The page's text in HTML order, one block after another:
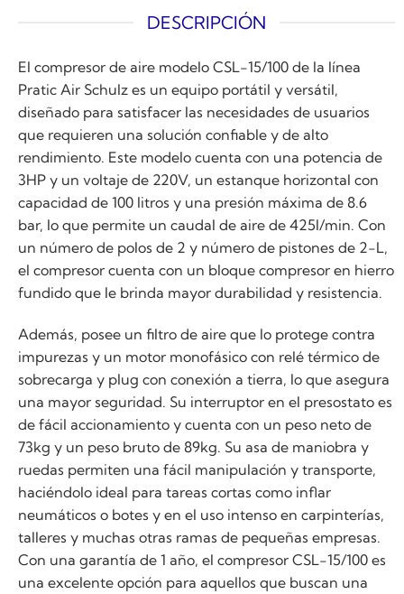
DESCRIPCIÓN
El compresor de aire modelo CSL-15/100 de la línea
Pratic Air Schulz es un equipo portátil y versátil,
diseñado para satisfacer las necesidades de usuarios
que requieren una solución confiable y de alto
rendimiento. Este modelo cuenta con una potencia de
3HP y un voltaje de 220V, un estanque horizontal con
capacidad de 100 litros y una presión máxima de 8.6
bar, lo que permite un caudal de aire de 425l/min. Con
un número de polos de 2 y número de pistones de 2-L,
el compresor cuenta con un bloque compresor en hierro
fundido que le brinda mayor durabilidad y resistencia.
Además, posee un filtro de aire que lo protege contra
impurezas y un motor monofásico con relé térmico de
sobrecarga y plug con conexión a tierra, lo que asegura
una mayor seguridad. Su interruptor en el presostato es
de fácil accionamiento y cuenta con un peso neto de
73kg y un peso bruto de 89kg. Su asa de maniobra y
ruedas permiten una fácil manipulación y transporte,
haciéndolo ideal para tareas cortas como inflar
neumáticos o botes y en el uso intenso en carpinterías,
talleres y muchas otras ramas de pequeñas empresas.
Con una garantía de 1 año, el compresor CSL-15/100 es
una excelente opción para aquellos que buscan una